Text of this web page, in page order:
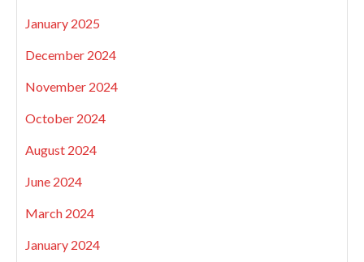
January 2025
December 2024
November 2024
October 2024
August 2024
June 2024
March 2024
January 2024